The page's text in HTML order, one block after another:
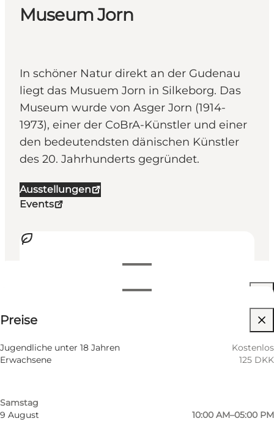
Museum Jorn
In schöner Natur direkt an der Gudenau
liegt das Musuem Jorn in Silkeborg. Das
Museum wurde von Asger Jorn (1914-
1973), einer der CoBrA-Künstler und einer
den bedeutendsten dänischen Künstler
des 20. Jahrhunderts gegründet.
Ausstellungen
Events
Öffnungszeiten anzeigen
Nach Monat filtern
6 August
Donnerstag
10:00 AM–05:00 PM
7 August
10:00 AM–05:00 PM
Samstag
9 August
10:00 AM–05:00 PM
Preise
Jugendliche unter 18 Jahren
Kostenlos
Erwachsene
125 DKK
⌘
Website besuchen